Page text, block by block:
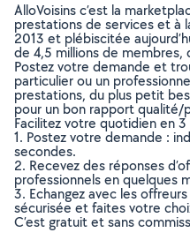
AlloVoisins c’est la
prestations de services et à
2013 et plébiscitée
de 4,5 millions de
Postez votre demande et
particulier ou un
prestations, du plus petit
pour un bon rapport qualité/
Facilitez votre quotidien en
1. Postez votre demande :
secondes.
2. Recevez des réponses
professionnels en quelques
3. Echangez avec les
sécurisée et faites votre
C’est gratuit et sans